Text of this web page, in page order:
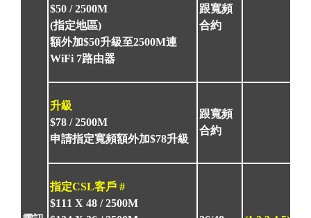
$50 /2500M
(指定地區)
額外加$50升級至2500M連
WiFi 7路由器
跟寬頻
合約
升級
$78 /2500M
申請指定寬頻額外加$78升級
跟寬頻
合約
指定CSL客戶 #
$111 X 48 /2500M